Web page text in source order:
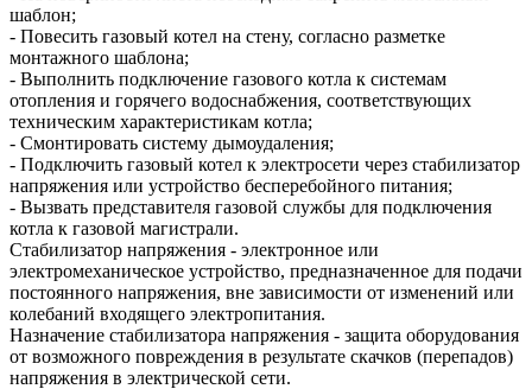
шаблон;
- Повесить газовый котел на стену, согласно разметке
монтажного шаблона;
- Выполнить подключение газового котла к системам
отопления и горячего водоснабжения, соответствующих
техническим характеристикам котла;
- Смонтировать систему дымоудаления;
- Подключить газовый котел к электросети через стабилизатор
напряжения или устройство бесперебойного питания;
- Вызвать представителя газовой службы для подключения
котла к газовой магистрали.
Стабилизатор напряжения - электронное или
электромеханическое устройство, предназначенное для подачи
постоянного напряжения, вне зависимости от изменений или
колебаний входящего электропитания.
Назначение стабилизатора напряжения - защита оборудования
от возможного повреждения в результате скачков (перепадов)
напряжения в электрической сети.